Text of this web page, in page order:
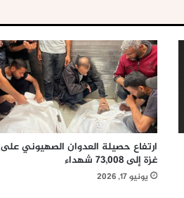
ارتفاع حصيلة العدوان الصهيوني على
غزة إلى 73,008 شهداء
يونيو 17, 2026